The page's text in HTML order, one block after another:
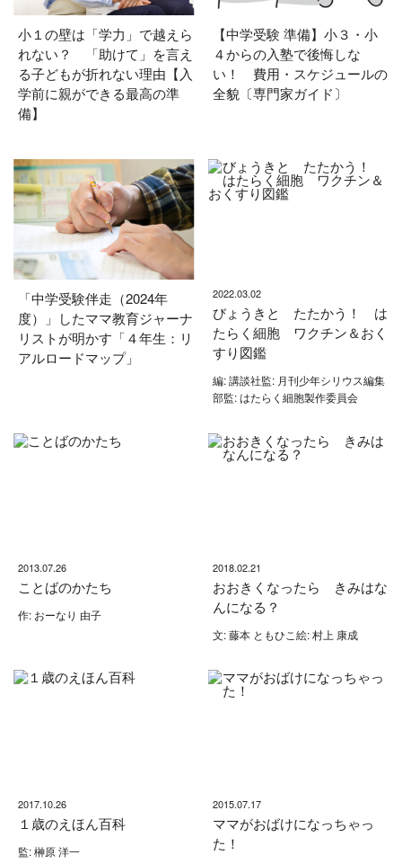
小１の壁は「学力」で越えら
れない？ 「助けて」を言え
る子どもが折れない理由【入
学前に親ができる最高の準
備】
【中学受験 準備】小３・小
４からの入塾で後悔しな
い！ 費用・スケジュールの
全貌〔専門家ガイド〕
「中学受験伴走（2024年
度）」したママ教育ジャーナ
リストが明かす「４年生：リ
アルロードマップ」
2022.03.02
びょうきと たたかう！ は
たらく細胞 ワクチン＆おく
すり図鑑
編: 講談社監: 月刊少年シリウス編集
部監: はたらく細胞製作委員会
2013.07.26
ことばのかたち
作: おーなり 由子
2018.02.21
おおきくなったら きみはな
んになる？
文: 藤本 ともひこ絵: 村上 康成
2017.10.26
１歳のえほん百科
監: 榊原 洋一
2015.07.17
ママがおばけになっちゃっ
た！